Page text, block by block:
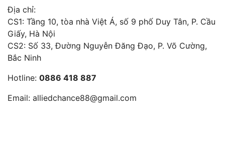
Địa chỉ:
CS1: Tầng 10, tòa nhà Việt Á, số 9 phố Duy Tân, P. Cầu
Giấy, Hà Nội
CS2: Số 33, Đường Nguyễn Đăng Đạo, P. Võ Cường,
Bắc Ninh
Hotline: 0886 418 887
Email: alliedchance88@gmail.com